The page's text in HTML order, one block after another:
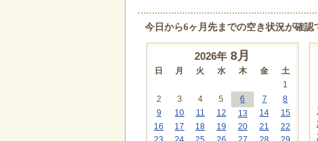
今日から6ヶ月先までの空き状況が確認
2026年 8月
日 月 火 水 木 金
土
1
2
3 4 5 6 7
8
9
10 11 12 13 14
15
16
17 18 19 20 21
22